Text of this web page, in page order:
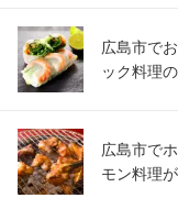
広島市で
ック料理
広島市で
モン料理